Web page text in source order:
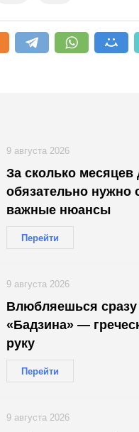
За сколько месяцев
обязательно нужно
важные нюансы
Перейти
9 августа 2026
Влюбляешься
«Бадзина» —
руку
Перейти
9 августа 2026
9 августа 2026